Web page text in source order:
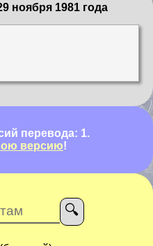
ноября 1981 года
перевода: 1.
версию!